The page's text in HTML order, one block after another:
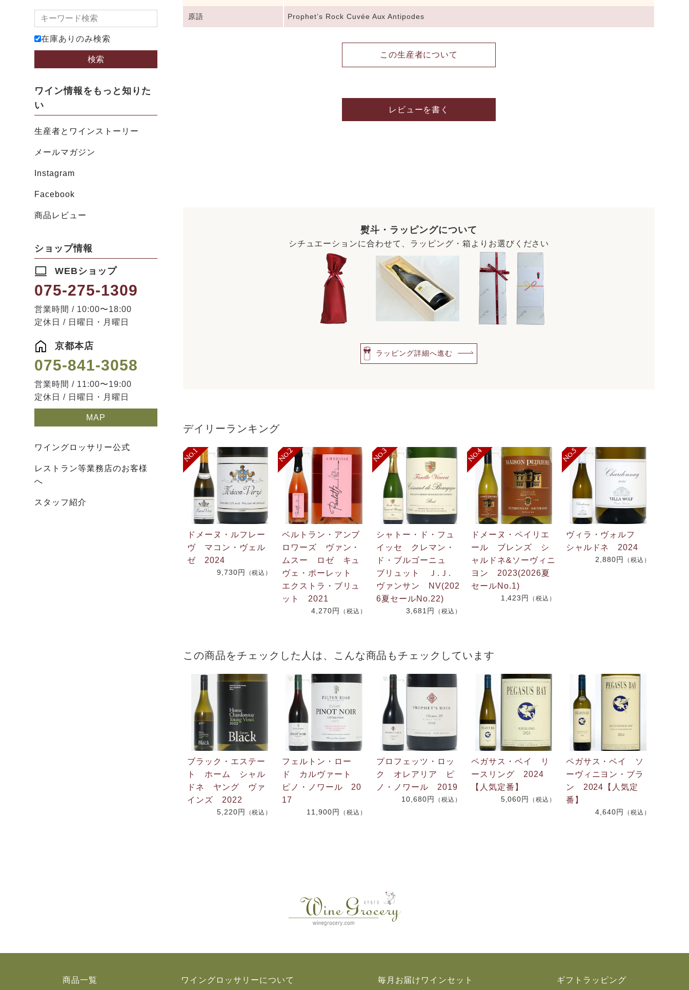
在庫ありのみ検索
検索
ワイン情報をもっと知りた
い
生産者とワインストーリー
メールマガジン
Instagram
Facebook
商品レビュー
ショップ情報
WEBショップ
075-275-1309
営業時間 / 10:00〜18:00
定休日 / 日曜日・月曜日
京都本店
075-841-3058
営業時間 / 11:00〜19:00
定休日 / 日曜日・月曜日
MAP
ワイングロッサリー公式
レストラン等業務店のお客様
へ
スタッフ紹介
原語 Prophet’s Rock Cuvée Aux Antipodes
この生産者について
レビューを書く
熨斗・ラッピングについて
シチュエーションに合わせて、ラッピング・箱よりお選びください
ラッピング詳細へ進む
デイリーランキング
ドメーヌ・ルフレー
ヴ マコン・ヴェル
ゼ 2024
9,730円 （税込）
ベルトラン・アンブ
ロワーズ ヴァン・
ムスー ロゼ キュ
ヴェ・ポーレット
エクストラ・ブリュ
ット 2021
4,270円 （税込）
シャトー・ド・フュ
イッセ クレマン・
ド・ブルゴーニュ
ブリュット Ｊ.Ｊ.
ヴァンサン NV(202
6夏セールNo.22)
3,681円 （税込）
ドメーヌ・ペイリエ
ール ブレンズ シ
ャルドネ&ソーヴィニ
ヨン 2023(2026夏
セールNo.1)
1,423円 （税込）
ヴィラ・ヴォルフ
シャルドネ 2024
2,880円 （税込）
この商品をチェックした人は、こんな商品もチェックしています
ブラック・エステー
ト ホーム シャル
ドネ ヤング ヴァ
インズ 2022
5,220円 （税込）
フェルトン・ロー
ド カルヴァート
ピノ・ノワール 20
17
11,900円 （税込）
プロフェッツ・ロッ
ク オレアリア ピ
ノ・ノワール 2019
10,680円 （税込）
ペガサス・ベイ リ
ースリング 2024
【人気定番】
5,060円 （税込）
ペガサス・ベイ ソ
ーヴィニヨン・ブラ
ン 2024【人気定
番】
4,640円 （税込）
商品一覧 ワイングロッサリーについて 毎月お届けワインセット ギフトラッピング